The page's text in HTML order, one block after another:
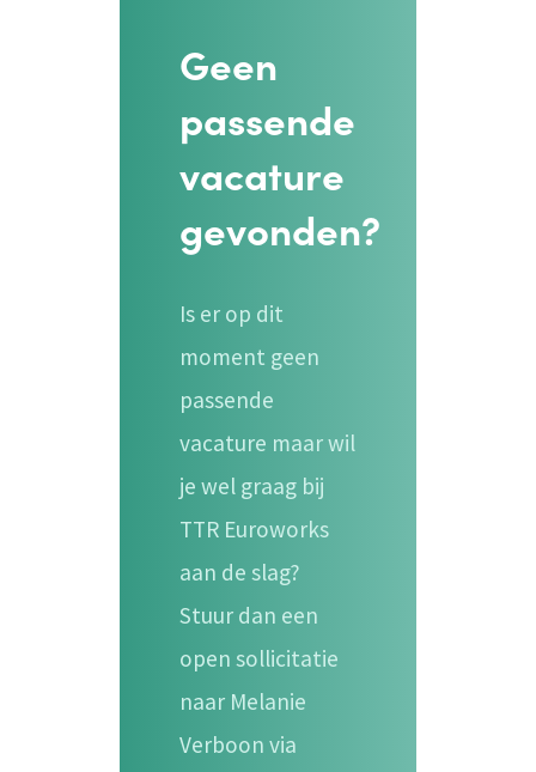
Geen
passende
vacature
gevonden?
Is er op dit
moment geen
passende
vacature maar wil
je wel graag bij
TTR Euroworks
aan de slag?
Stuur dan een
open sollicitatie
naar Melanie
Verboon via